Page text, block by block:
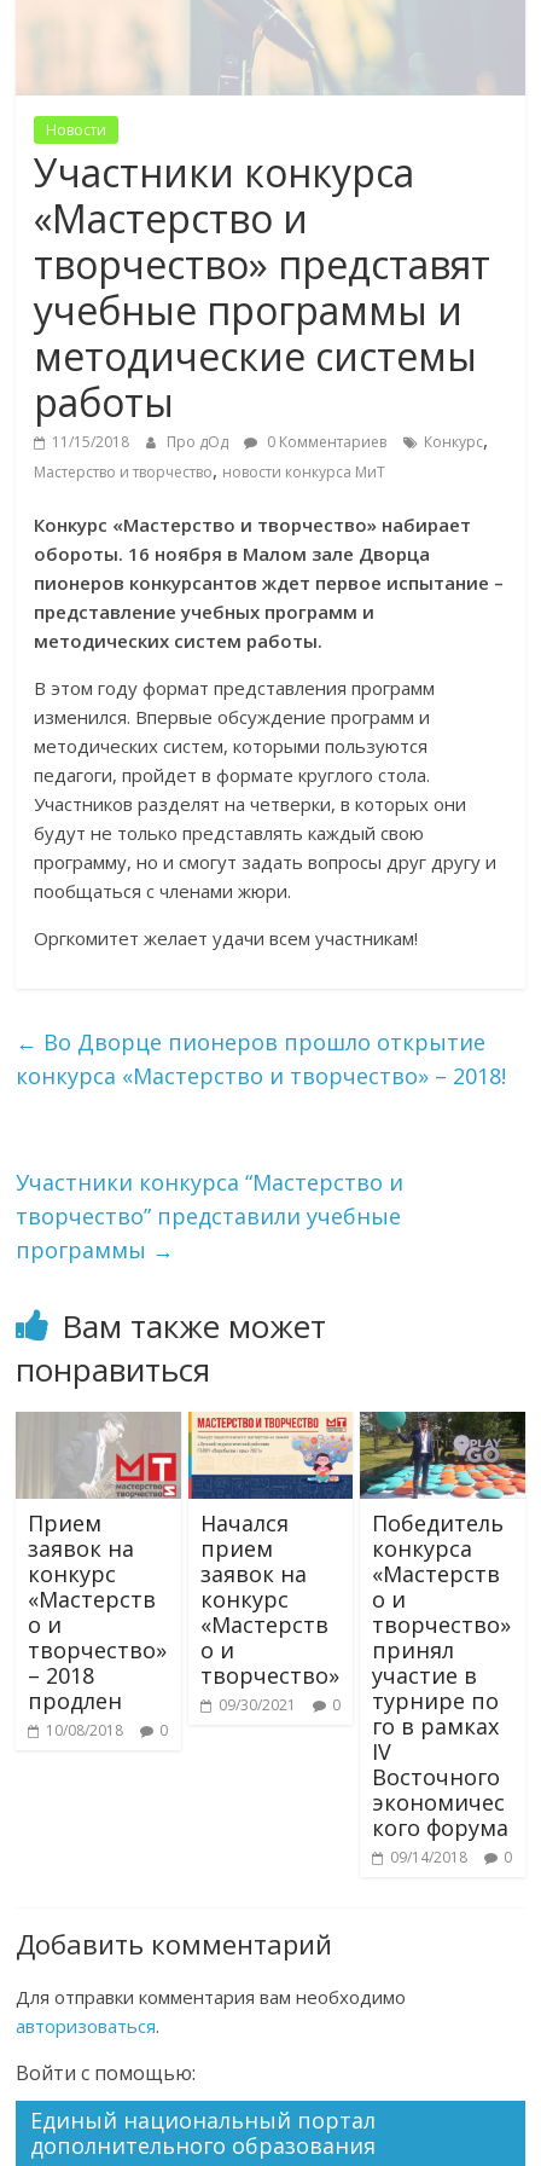
Новости
Участники конкурса
«Мастерство и
творчество» представят
учебные программы и
методические системы
работы
11/15/2018 Про дОд 0 Комментариев Конкурс,
Мастерство и творчество, новости конкурса МиТ
Конкурс «Мастерство и творчество» набирает
обороты. 16 ноября в Малом зале Дворца
пионеров конкурсантов ждет первое испытание –
представление учебных программ и
методических систем работы.
В этом году формат представления программ
изменился. Впервые обсуждение программ и
методических систем, которыми пользуются
педагоги, пройдет в формате круглого стола.
Участников разделят на четверки, в которых они
будут не только представлять каждый свою
программу, но и смогут задать вопросы друг другу и
пообщаться с членами жюри.
Оргкомитет желает удачи всем участникам!
← Во Дворце пионеров прошло открытие
конкурса «Мастерство и творчество» – 2018!
Участники конкурса “Мастерство и
творчество” представили учебные
программы →
Вам также может
понравиться
Прием
заявок на
конкурс
«Мастерств
о и
творчество»
– 2018
продлен
10/08/2018 0
Начался
прием
заявок на
конкурс
«Мастерств
о и
творчество»
09/30/2021 0
Победитель
конкурса
«Мастерств
о и
творчество»
принял
участие в
турнире по
го в рамках
IV
Восточного
экономичес
кого форума
09/14/2018 0
Добавить комментарий
Для отправки комментария вам необходимо
авторизоваться.
Войти с помощью:
Единый национальный портал
дополнительного образования